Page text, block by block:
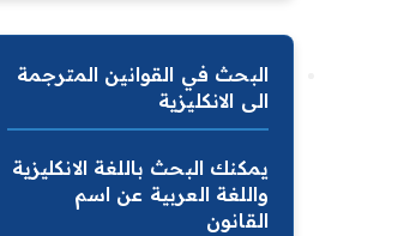
البحث في القوانين المترجمة
الى الانكليزية
يمكنك البحث باللغة الانكليزية
واللغة العربية عن اسم
القانون